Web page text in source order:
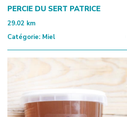
PERCIE DU SERT PATRICE
29.02 km
Catégorie: Miel